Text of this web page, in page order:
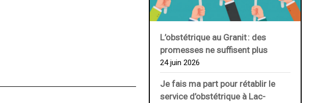
L’obstétrique au ­Granit : des
promesses ne suffisent plus
24 juin 2026
Je fais ma part pour rétablir le
service d’obstétrique à Lac-